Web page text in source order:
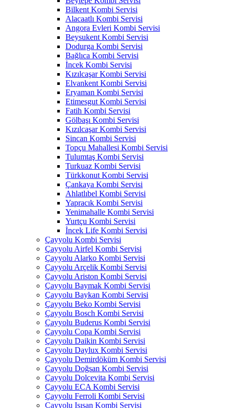
Bilkent Kombi Servisi
Alacaatlı Kombi Servisi
Angora Evleri Kombi Servisi
Beysukent Kombi Servisi
Dodurga Kombi Servisi
Bağlıca Kombi Servisi
İncek Kombi Servisi
Kızılcaşar Kombi Servisi
Elvankent Kombi Servisi
Eryaman Kombi Servisi
Etimesgut Kombi Servisi
Fatih Kombi Servisi
Gölbaşı Kombi Servisi
Kızılcaşar Kombi Servisi
Sincan Kombi Servisi
Topçu Mahallesi Kombi Servisi
Tulumtaş Kombi Servisi
Turkuaz Kombi Servisi
Türkkonut Kombi Servisi
Çankaya Kombi Servisi
Ahlatlıbel Kombi Servisi
Yapracık Kombi Servisi
Yenimahalle Kombi Servisi
Yurtçu Kombi Servisi
İncek Life Kombi Servisi
Çayyolu Kombi Servisi
Çayyolu Airfel Kombi Servisi
Çayyolu Alarko Kombi Servisi
Çayyolu Arçelik Kombi Servisi
Çayyolu Ariston Kombi Servisi
Çayyolu Baymak Kombi Servisi
Çayyolu Baykan Kombi Servisi
Çayyolu Beko Kombi Servisi
Çayyolu Bosch Kombi Servisi
Çayyolu Buderus Kombi Servisi
Çayyolu Copa Kombi Servisi
Çayyolu Daikin Kombi Servisi
Çayyolu Daylux Kombi Servisi
Çayyolu Demirdöküm Kombi Servisi
Çayyolu Doğsan Kombi Servisi
Çayyolu Dolcevita Kombi Servisi
Çayyolu ECA Kombi Servisi
Çayyolu Ferroli Kombi Servisi
Çayyolu Isısan Kombi Servisi